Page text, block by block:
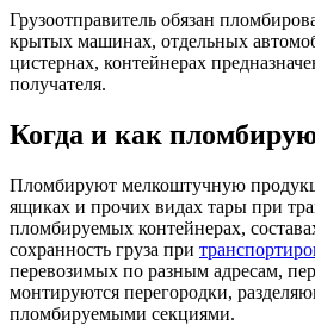
Грузоотправитель обязан
крытых машинах, отдельных
цистернах, контейнерах
получателя.
Когда и как
Пломбируют мелкоштучную
ящиках и прочих видах тары при
пломбируемых контейнерах,
сохранность груза при
перевозимых по разным адресам,
монтируются перегородки,
пломбируемыми секциями.